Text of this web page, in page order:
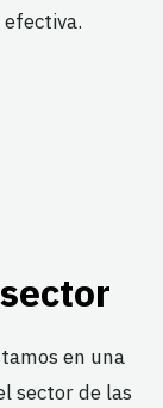
en una
sector de las